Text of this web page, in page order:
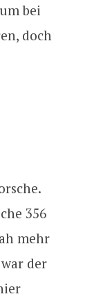
bei
doch
356
mehr
der